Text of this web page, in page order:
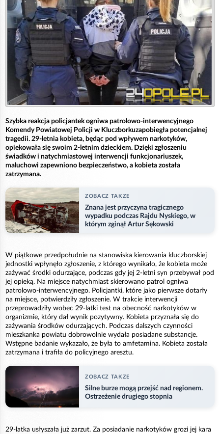
Szybka reakcja policjantek ogniwa patrolowo-interwencyjnego
Komendy Powiatowej Policji w Kluczborkuzapobiegła potencjalnej
tragedii. 29-letnia kobieta, będąc pod wpływem narkotyków,
opiekowała się swoim 2-letnim dzieckiem. Dzięki zgłoszeniu
świadków i natychmiastowej interwencji funkcjonariuszek,
maluchowi zapewniono bezpieczeństwo, a kobieta została
zatrzymana.
ZOBACZ TAKZE
Znana jest przyczyna tragicznego
wypadku podczas Rajdu Nyskiego, w
którym zginął Artur Sękowski
W piątkowe przedpołudnie na stanowiska kierowania kluczborskiej
jednostki wpłynęło zgłoszenie, z którego wynikało, że kobieta może
zażywać środki odurzające, podczas gdy jej 2-letni syn przebywał pod
jej opieką. Na miejsce natychmiast skierowano patrol ogniwa
patrolowo-interwencyjnego. Policjantki, które jako pierwsze dotarły
na miejsce, potwierdziły zgłoszenie. W trakcie interwencji
przeprowadziły wobec 29-latki test na obecność narkotyków w
organizmie, który dał wynik pozytywny. Kobieta przyznała się do
zażywania środków odurzających. Podczas dalszych czynności
mieszkanka powiatu dobrowolnie wydała posiadane substancje.
Wstępne badanie wykazało, że była to amfetamina. Kobieta została
zatrzymana i trafiła do policyjnego aresztu.
ZOBACZ TAKZE
Silne burze mogą przejść nad regionem.
Ostrzeżenie drugiego stopnia
29-latka usłyszała już zarzut. Za posiadanie narkotyków grozi jej kara